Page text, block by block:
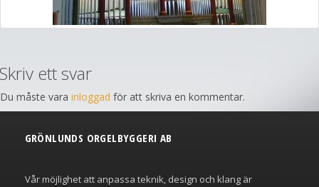
Skriv ett svar
Du måste vara inloggad för att skriva en kommentar.
GRÖNLUNDS ORGELBYGGERI AB
Vår möjlighet att anpassa teknik, design och klang är